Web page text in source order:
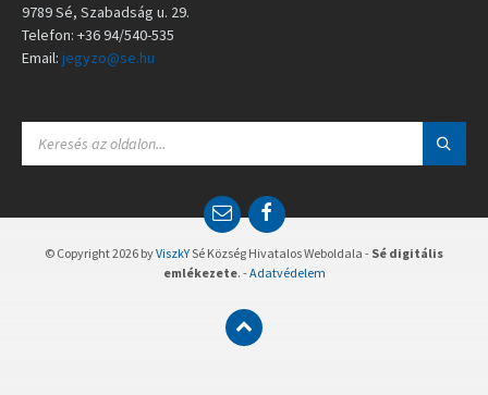
9789 Sé, Szabadság u. 29.
Telefon: +36 94/540-535
Email: jegyzo@se.hu
A
E
m
a
i
l
F
a
c
e
b
© Copyright 2026 byViszkYSé Község Hivatalos Weboldala - Sé digitális
emlékezete. -Adatvédelem